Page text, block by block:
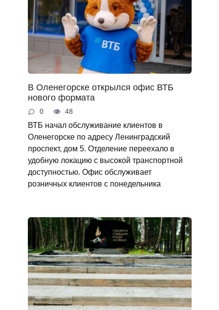
В Оленегорске открылся офис ВТБ
нового формата
0 48
ВТБ начал обслуживание клиентов в
Оленегорске по адресу Ленинградский
проспект, дом 5. Отделение переехало в
удобную локацию с высокой транспортной
доступностью. Офис обслуживает
розничных клиентов с понедельника